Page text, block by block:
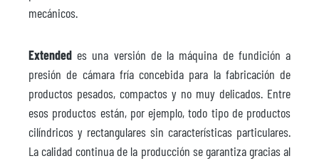
mecánicos.
Extended es una versión de la máquina de fundición a
presión de cámara fría concebida para la fabricación de
productos pesados, compactos y no muy delicados. Entre
esos productos están, por ejemplo, todo tipo de productos
cilíndricos y rectangulares sin características particulares.
La calidad continua de la producción se garantiza gracias al